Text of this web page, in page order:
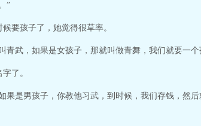
”
要孩子了，她觉得很草率。
青武，如果是女孩子，那就叫做青舞，我们就要一
了。
果是男孩子，你教他习武，到时候，我们存钱，然